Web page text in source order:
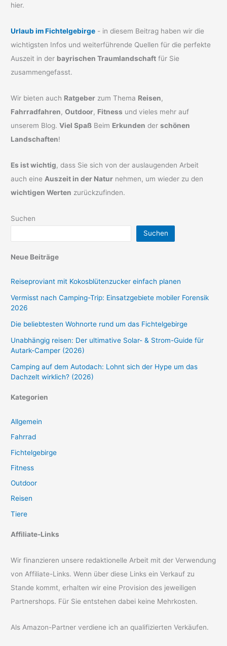
hier.
Urlaub im Fichtelgebirge - in diesem Beitrag haben wir die
wichtigsten Infos und weiterführende Quellen für die perfekte
Auszeit in der bayrischen Traumlandschaft für Sie
zusammengefasst.
Wir bieten auch Ratgeber zum Thema Reisen,
Fahrradfahren,Outdoor, Fitness und vieles mehr auf
unserem Blog.Viel Spaß Beim Erkunden derschönen
Landschaften!
Es ist wichtig, dass Sie sich von der auslaugenden Arbeit
auch eine Auszeit in der Natur nehmen, um wieder zu den
wichtigen Werten zurückzufinden.
Suchen
Suchen
Neue Beiträge
Reiseproviant mit Kokosblütenzucker einfach planen
Vermisst nach Camping-Trip: Einsatzgebiete mobiler Forensik
2026
Die beliebtesten Wohnorte rund um das Fichtelgebirge
Unabhängig reisen: Der ultimative Solar- & Strom-Guide für
Autark-Camper (2026)
Camping auf dem Autodach: Lohnt sich der Hype um das
Dachzelt wirklich? (2026)
Kategorien
Allgemein
Fahrrad
Fichtelgebirge
Fitness
Outdoor
Reisen
Tiere
Affiliate-Links
Wir finanzieren unsere redaktionelle Arbeit mit der Verwendung
von Affiliate-Links. Wenn über diese Links ein Verkauf zu
Stande kommt, erhalten wir eine Provision des jeweiligen
Partnershops. Für Sie entstehen dabei keine Mehrkosten.
Als Amazon-Partner verdiene ich an qualifizierten Verkäufen.